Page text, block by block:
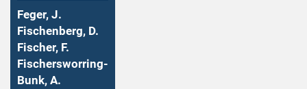
Feger, J.
Fischenberg, D.
Fischer, F.
Fischersworring-
Bunk, A.